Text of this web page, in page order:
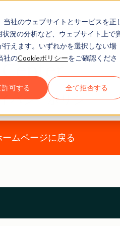
社のウェブサイトとサービスを正
況の分析など、ウェブサイト上で
えます。いずれかを選択しない場
社のCookieポリシーをご確認くださ
許可する 全て拒否する
Center
バシーポリシー
ムページに戻る